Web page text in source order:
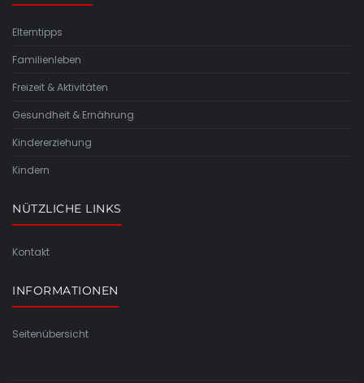
Elterntipps
Familienleben
Freizeit & Aktivitäten
Gesundheit & Ernährung
Kindererziehung
Kindern
NÜTZLICHE LINKS
Kontakt
INFORMATIONEN
Seitenübersicht